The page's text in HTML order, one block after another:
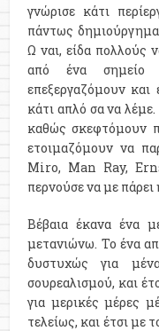
γνώρισε κάτι
πάντως
Ω ναι, είδα πολλούς
από ένα σημείο
επεξεργαζόμουν
κάτι απλό σα να
καθώς σκεφτόμουν
ετοιμαζόμουν να
Miro, Man Ray,
περνούσε να με
Βέβαια έκανα ένα
μετανιώνω. Το ένα
δυστυχώς για
σουρεαλισμού, και
για μερικές μέρες
τελείως, και έτσι με